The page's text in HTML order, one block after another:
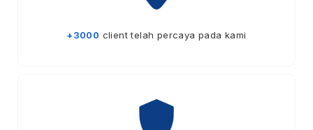
+3000 client telah percaya pada kami